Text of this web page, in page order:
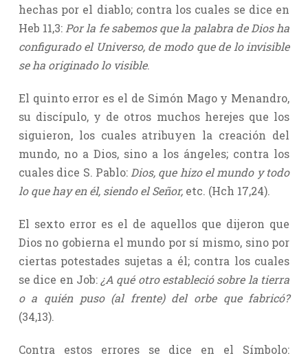
hechas por el diablo; contra los cuales se dice en
Heb 11,3: Por la fe sabemos que la palabra de Dios ha
configurado el Universo, de modo que de lo invisible
se ha originado lo visible.
El quinto error es el de Simón Mago y Menandro,
su discípulo, y de otros muchos herejes que los
siguieron, los cuales atribuyen la creación del
mundo, no a Dios, sino a los ángeles; contra los
cuales dice S. Pablo: Dios, que hizo el mundo y todo
lo que hay en él, siendo el Señor, etc. (Hch 17,24).
El sexto error es el de aquellos que dijeron que
Dios no gobierna el mundo por sí mismo, sino por
ciertas potestades sujetas a él; contra los cuales
se dice en Job: ¿A qué otro estableció sobre la tierra
o a quién puso (al frente) del orbe que fabricó?
(34,13).
Contra estos errores se dice en el Símbolo: